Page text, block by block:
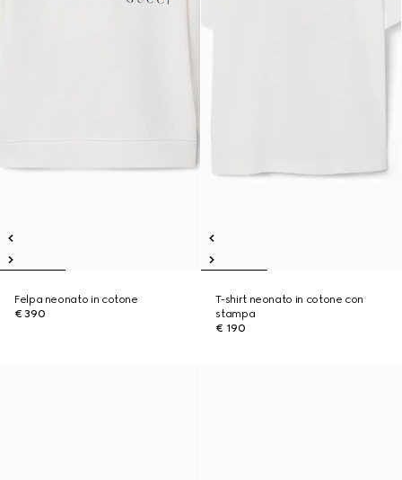
Felpa neonato in cotone
€ 390
T-shirt neonato in cotone con
stampa
€ 190